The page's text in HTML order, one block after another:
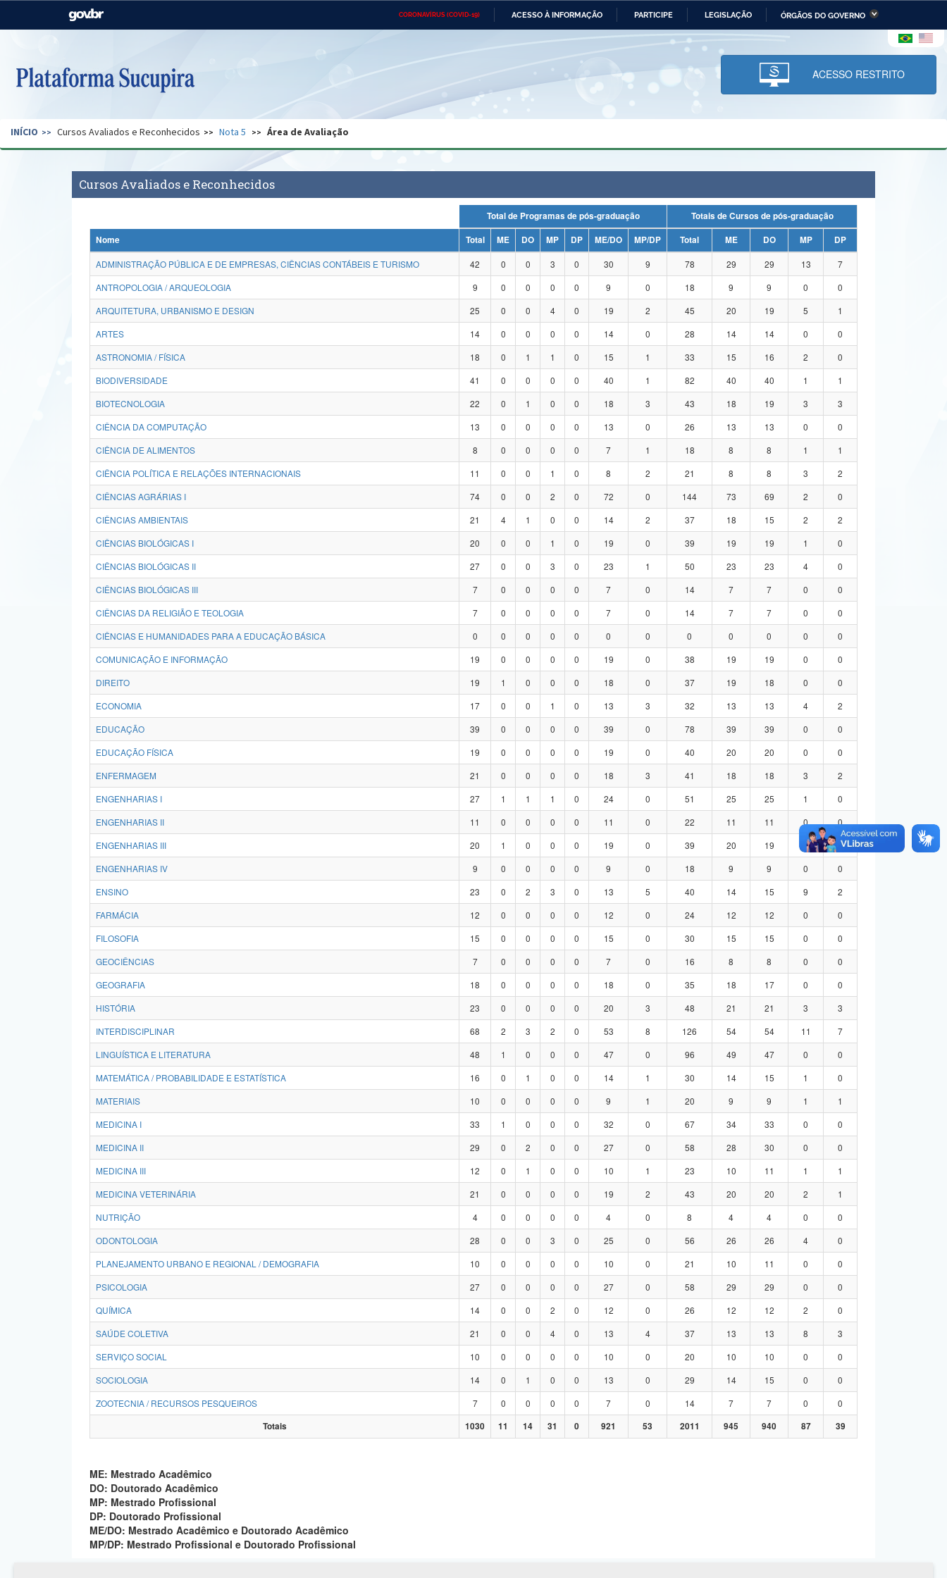
CORONAVÍRUS (COVID-19) ACESSO À INFORMAÇÃO PARTICIPE LEGISLAÇÃO ÓRGÃOS DO GOVERNO
Casa Civil Ministério das Relações Ministério da Economia Ministério da Infraestrutura
Pecuária e Abastecimento
Ministério da Ciência,
Tecnologia, Inovações e
Comunicações
Ministério do Desenvolvimento
Regional e dos Direitos Humanos
Secretaria de Governo Gabinete de Segurança Advocacia-Geral da União Banco Central do Brasil Planalto
ACESSO RESTRITO
INÍCIO Cursos Avaliados e Reconhecidos Nota 5 Área de Avaliação
Cursos Avaliados e Reconhecidos
Total de Programas de pós-graduação
Totais de Cursos de pós-graduação
Nome
Total ME DO MP DP ME/DO MP/DP Total ME DO MP
DP
ADMINISTRAÇÃO PÚBLICA E DE EMPRESAS, CIÊNCIAS CONTÁBEIS E TURISMO
42 0 0 3 0 30 9 78 29 29 13
7
ANTROPOLOGIA / ARQUEOLOGIA
9 0 0 0 0 9 0 18 9 9 0
0
ARQUITETURA, URBANISMO E DESIGN
25 0 0 4 0 19 2 45 20 19 5
1
ARTES
14 0 0 0 0 14 0 28 14 14 0
0
ASTRONOMIA / FÍSICA
18 0 1 1 0 15 1 33 15 16 2
0
BIODIVERSIDADE
41 0 0 0 0 40 1 82 40 40 1
1
BIOTECNOLOGIA
22 0 1 0 0 18 3 43 18 19 3
3
CIÊNCIA DA COMPUTAÇÃO
13 0 0 0 0 13 0 26 13 13 0
0
CIÊNCIA DE ALIMENTOS
8 0 0 0 0 7 1 18 8 8 1
1
CIÊNCIA POLÍTICA E RELAÇÕES INTERNACIONAIS
11 0 0 1 0 8 2 21 8 8 3
2
CIÊNCIAS AGRÁRIAS I
74 0 0 2 0 72 0 144 73 69 2
0
CIÊNCIAS AMBIENTAIS
21 4 1 0 0 14 2 37 18 15 2
2
CIÊNCIAS BIOLÓGICAS I
20 0 0 1 0 19 0 39 19 19 1
0
CIÊNCIAS BIOLÓGICAS II
27 0 0 3 0 23 1 50 23 23 4
0
CIÊNCIAS BIOLÓGICAS III
7 0 0 0 0 7 0 14 7 7 0
0
CIÊNCIAS DA RELIGIÃO E TEOLOGIA
7 0 0 0 0 7 0 14 7 7 0
0
CIÊNCIAS E HUMANIDADES PARA A EDUCAÇÃO BÁSICA
0 0 0 0 0 0 0 0 0 0 0
0
COMUNICAÇÃO E INFORMAÇÃO
19 0 0 0 0 19 0 38 19 19 0
0
DIREITO
19 1 0 0 0 18 0 37 19 18 0
0
ECONOMIA
17 0 0 1 0 13 3 32 13 13 4
2
EDUCAÇÃO
39 0 0 0 0 39 0 78 39 39 0
0
EDUCAÇÃO FÍSICA
19 0 0 0 0 19 0 40 20 20 0
0
ENFERMAGEM
21 0 0 0 0 18 3 41 18 18 3
2
ENGENHARIAS I
27 1 1 1 0 24 0 51 25 25 1
0
ENGENHARIAS II
11 0 0 0 0 11 0 22 11 11 0
0
ENGENHARIAS III
20 1 0 0 0 19 0 39 20 19 0
0
ENGENHARIAS IV
9 0 0 0 0 9 0 18 9 9 0
0
ENSINO
23 0 2 3 0 13 5 40 14 15 9
2
FARMÁCIA
12 0 0 0 0 12 0 24 12 12 0
0
FILOSOFIA
15 0 0 0 0 15 0 30 15 15 0
0
GEOCIÊNCIAS
7 0 0 0 0 7 0 16 8 8 0
0
GEOGRAFIA
18 0 0 0 0 18 0 35 18 17 0
0
HISTÓRIA
23 0 0 0 0 20 3 48 21 21 3
3
INTERDISCIPLINAR
68 2 3 2 0 53 8 126 54 54 11
7
LINGUÍSTICA E LITERATURA
48 1 0 0 0 47 0 96 49 47 0
0
MATEMÁTICA / PROBABILIDADE E ESTATÍSTICA
16 0 1 0 0 14 1 30 14 15 1
0
MATERIAIS
10 0 0 0 0 9 1 20 9 9 1
1
MEDICINA I
33 1 0 0 0 32 0 67 34 33 0
0
MEDICINA II
29 0 2 0 0 27 0 58 28 30 0
0
MEDICINA III
12 0 1 0 0 10 1 23 10 11 1
1
MEDICINA VETERINÁRIA
21 0 0 0 0 19 2 43 20 20 2
1
NUTRIÇÃO
4 0 0 0 0 4 0 8 4 4 0
0
ODONTOLOGIA
28 0 0 3 0 25 0 56 26 26 4
0
PLANEJAMENTO URBANO E REGIONAL / DEMOGRAFIA
10 0 0 0 0 10 0 21 10 11 0
0
PSICOLOGIA
27 0 0 0 0 27 0 58 29 29 0
0
QUÍMICA
14 0 0 2 0 12 0 26 12 12 2
0
SAÚDE COLETIVA
21 0 0 4 0 13 4 37 13 13 8
3
SERVIÇO SOCIAL
10 0 0 0 0 10 0 20 10 10 0
0
SOCIOLOGIA
14 0 1 0 0 13 0 29 14 15 0
0
ZOOTECNIA / RECURSOS PESQUEIROS
7 0 0 0 0 7 0 14 7 7 0
0
Totais
1030 11 14 31 0 921 53 2011 945 940 87 39
ME: Mestrado Acadêmico
DO: Doutorado Acadêmico
MP: Mestrado Profissional
DP: Doutorado Profissional
ME/DO: Mestrado Acadêmico e Doutorado Acadêmico
MP/DP: Mestrado Profissional e Doutorado Profissional